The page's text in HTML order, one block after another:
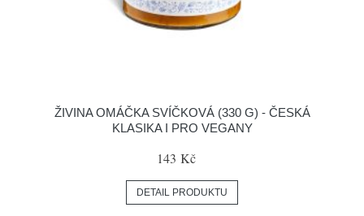
ŽIVINA OMÁČKA SVÍČKOVÁ (330 G) - ČESKÁ
KLASIKA I PRO VEGANY
143 Kč
DETAIL PRODUKTU